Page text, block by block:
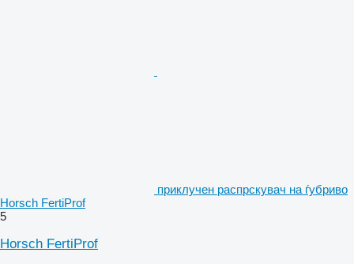
приклучен распрскувач на ѓубриво
Horsch FertiProf
5
Horsch FertiProf